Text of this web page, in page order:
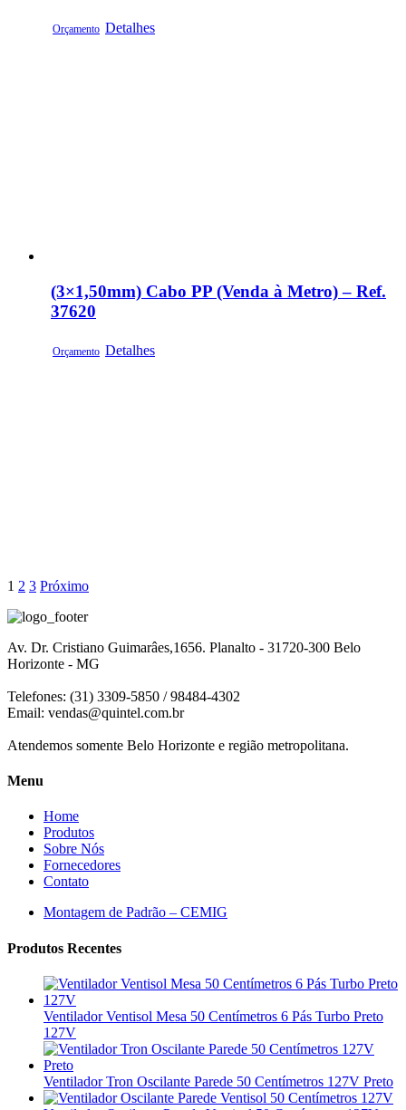
Orçamento Detalhes
(3×1,50mm) Cabo PP (Venda à Metro) – Ref.
37620
Orçamento Detalhes
1 2 3 Próximo
Av. Dr. Cristiano Guimarâes,1656. Planalto - 31720-300 Belo
Horizonte - MG
Telefones: (31) 3309-5850 / 98484-4302
Email: vendas@quintel.com.br
Atendemos somente Belo Horizonte e região metropolitana.
Menu
Home
Produtos
Sobre Nós
Fornecedores
Contato
Montagem de Padrão – CEMIG
Produtos Recentes
Ventilador Ventisol Mesa 50 Centímetros 6 Pás Turbo Preto
127V
Ventilador Tron Oscilante Parede 50 Centímetros 127V Preto